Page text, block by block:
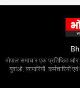
भोपाल समाचार एक प्रतिष्ठित और
युवाओं, व्यापारियों, कर्मचारियों